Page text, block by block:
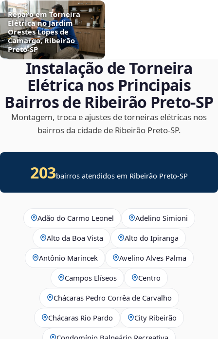
Reparo em Torneira
Elétrica no Jardim
Orestes Lopes de
Camargo, Ribeirão
Preto‑SP
Instalação de Torneira
Elétrica nos Principais
Bairros de Ribeirão Preto‑SP
Montagem, troca e ajustes de torneiras elétricas nos
bairros da cidade de Ribeirão Preto‑SP.
203bairros atendidos em Ribeirão Preto-SP
Adão do Carmo Leonel Adelino Simioni
Alto da Boa Vista Alto do Ipiranga
Antônio Marincek Avelino Alves Palma
Campos Elíseos Centro
Chácaras Pedro Corrêa de Carvalho
Chácaras Rio Pardo City Ribeirão